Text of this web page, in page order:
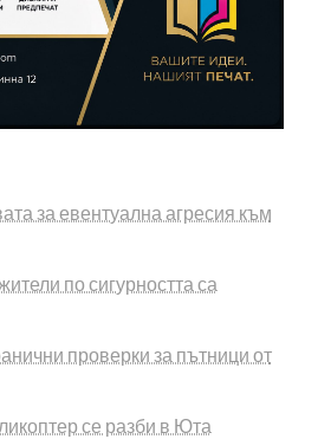
за евентуална агресия към
по сигурността са
проверки за пътници от
се разби в Юта